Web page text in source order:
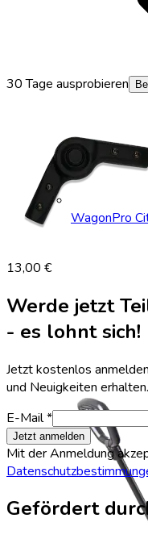
WagonPro
30 Tage ausprobieren
13,00 €
Werde jetzt
- es lohnt sich!
Jetzt kostenlos
und Neuigkeiten erhalten.
E-Mail *
Jetzt anmelden
Mit der Anmeldung
Gefördert